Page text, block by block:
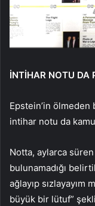
İNTİHAR NOTU DA
Epstein’in ölmeden
intihar notu da
Notta, aylarca
bulunamadığı
ağlayıp sızlayayım
büyük bir lütuf”